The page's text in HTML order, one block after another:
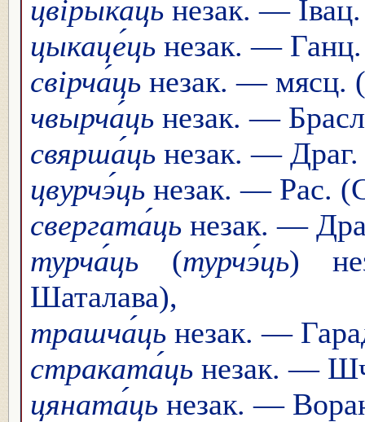
цвіры́каць незак. —
цыкаце́ць незак. —
свірча́ць незак. — мясц.
чвырча́ць незак. —
свярша́ць незак. —
цвурчэ́ць незак. — Рас.
свергата́ць незак. —
турча́ць (турчэ́ць)
Шаталава),
трашча́ць незак. —
страката́ць незак. —
цяната́ць незак. —